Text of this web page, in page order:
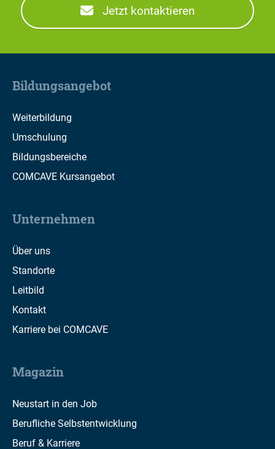
Jetzt kontaktieren
Bildungsangebot
Weiterbildung
Umschulung
Bildungsbereiche
COMCAVE Kursangebot
Unternehmen
Über uns
Standorte
Leitbild
Kontakt
Karriere bei COMCAVE
Magazin
Neustart in den Job
Berufliche Selbstentwicklung
Beruf & Karriere